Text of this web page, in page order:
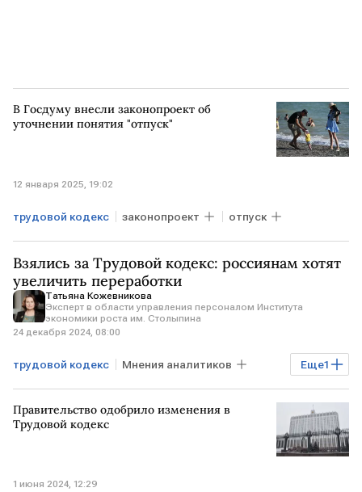
В Госдуму внесли законопроект об
уточнении понятия "отпуск"
12 января 2025, 19:02
трудовой кодекс законопроект отпуск
Взялись за Трудовой кодекс: россиянам хотят
увеличить переработки
Татьяна Кожевникова
Эксперт в области управления персоналом Института
экономики роста им. Столыпина
24 декабря 2024, 08:00
Еще1
трудовой кодекс Мнения аналитиков
рынок труда
Правительство одобрило изменения в
Трудовой кодекс
1 июня 2024, 12:29